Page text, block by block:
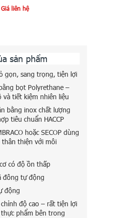
Giá liên hệ
sản phẩm
gọn, sang trọng, tiện lợi
bọt Polyrethane –
và tiết kiệm nhiên liệu
bằng inox chất lượng
tiêu chuẩn HACCP
hoặc SECOP dùng
thân thiện với môi
có độ ồn thấp
đông tự động
động
độ cao – rất tiện lợi
phẩm bên trong